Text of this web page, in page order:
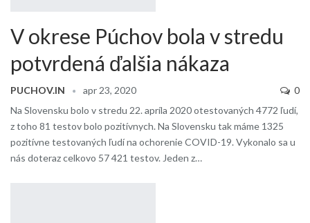
V okrese Púchov bola v stredu
potvrdená ďalšia nákaza
PUCHOV.IN apr 23, 2020
0
Na Slovensku bolo v stredu 22. apríla 2020 otestovaných 4772 ľudí,
z toho 81 testov bolo pozitívnych. Na Slovensku tak máme 1325
pozitívne testovaných ľudí na ochorenie COVID-19. Vykonalo sa u
nás doteraz celkovo 57 421 testov. Jeden z…